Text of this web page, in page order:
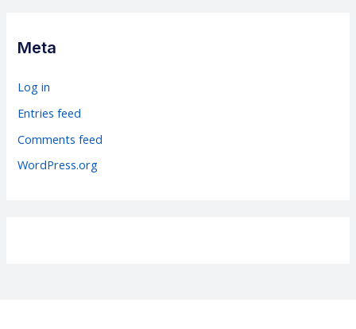
g
r
i
Meta
Log in
Entries feed
Comments feed
WordPress.org